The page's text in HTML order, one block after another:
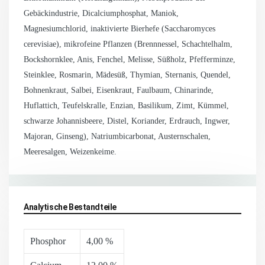
Gebäckindustrie, Dicalciumphosphat, Maniok,
Magnesiumchlorid, inaktivierte Bierhefe (Saccharomyces
cerevisiae), mikrofeine Pflanzen (Brennnessel, Schachtelhalm,
Bockshornklee, Anis, Fenchel, Melisse, Süßholz, Pfefferminze,
Steinklee, Rosmarin, Mädesüß, Thymian, Sternanis, Quendel,
Bohnenkraut, Salbei, Eisenkraut, Faulbaum, Chinarinde,
Huflattich, Teufelskralle, Enzian, Basilikum, Zimt, Kümmel,
schwarze Johannisbeere, Distel, Koriander, Erdrauch, Ingwer,
Majoran, Ginseng), Natriumbicarbonat, Austernschalen,
Meeresalgen, Weizenkeime.
Analytische Bestandteile
Phosphor 4,00 %